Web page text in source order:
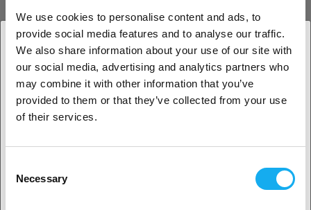
We use cookies to personalise content and ads, to
provide social media features and to analyse our traffic.
We also share information about your use of our site with
our social media, advertising and analytics partners who
may combine it with other information that you’ve
provided to them or that they’ve collected from your use
of their services.
Selection
Necessary
279,00SEK
(Jämförpris: 279,00 SEK/styck)
PrimaSelect TPU 95A
(Jämförpris: 399,00 SEK/styck)
1. Är du en företagskund eller en privatkund?
Företagskund
Privat kund